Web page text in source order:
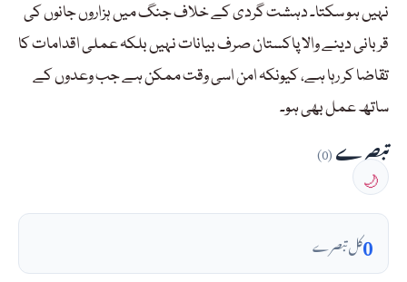
نہیں ہو سکتا۔ دہشت گردی کے خلاف جنگ میں ہزاروں جانوں کی
قربانی دینے والا پاکستان صرف بیانات نہیں بلکہ عملی اقدامات کا
تقاضا کر رہا ہے، کیونکہ امن اسی وقت ممکن ہے جب وعدوں کے
ساتھ عمل بھی ہو۔
تبصرے(0)
🌙
0کل تبصرے